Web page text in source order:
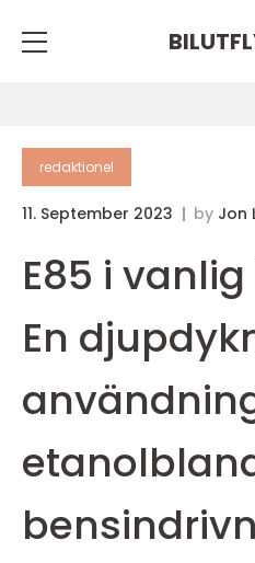
redaktionel
11. September 2023 by Jon
E85 i
En